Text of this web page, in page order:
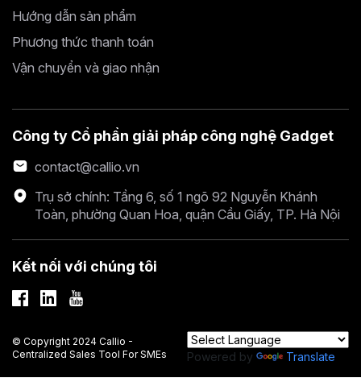
Hướng dẫn sản phẩm
Phương thức thanh toán
Vận chuyển và giao nhận
Công ty Cổ phần giải pháp công nghệ Gadget
contact@callio.vn
Trụ sở chính: Tầng 6, số 1 ngõ 92 Nguyễn Khánh
Toàn, phường Quan Hoa, quận Cầu Giấy, TP. Hà Nội
Kết nối với chúng tôi
© Copyright 2024 Callio -
Centralized Sales Tool For SMEs
Powered by Translate